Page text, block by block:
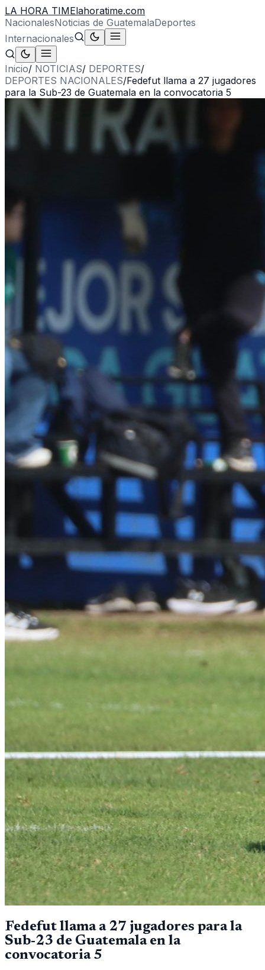
LA HORA TIMElahoratime.com
NacionalesNoticias de GuatemalaDeportes
Internacionales
Inicio/ NOTICIAS/ DEPORTES/
DEPORTES NACIONALES/Fedefut llama a 27 jugadores
para la Sub-23 de Guatemala en la convocatoria 5
Fedefut llama a 27 jugadores para la
Sub-23 de Guatemala en la
convocatoria 5